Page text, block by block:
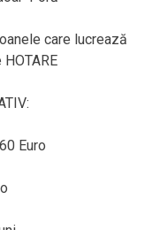
care lucrează
Euro